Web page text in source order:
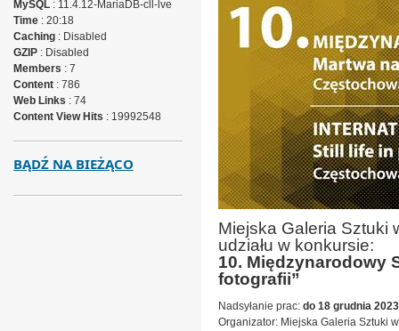
Miejska Galeria Sztuki
udziału w konkursie:
10. Międzynarodowy
fotografii”
Nadsyłanie prac: do 18 grudnia
Organizator: Miejska Galeria Sztuki
MySQL: 11.4.12-MariaDB-cll-lve
Time: 20:18
Caching: Disabled
GZIP: Disabled
Members : 7
Content: 786
Web Links : 74
Content View Hits : 19992548
BĄDŹ NA BIEŻĄCO